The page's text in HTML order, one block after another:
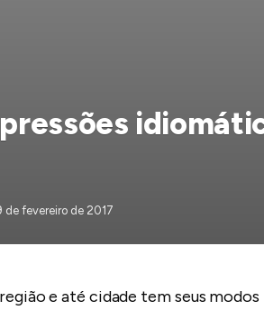
de fevereiro de 2017
e até cidade tem seus